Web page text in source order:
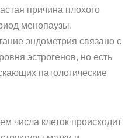
причина плохого
менопаузы.
эндометрия связано с
эстрогенов, но есть
патологические
числа клеток происходит